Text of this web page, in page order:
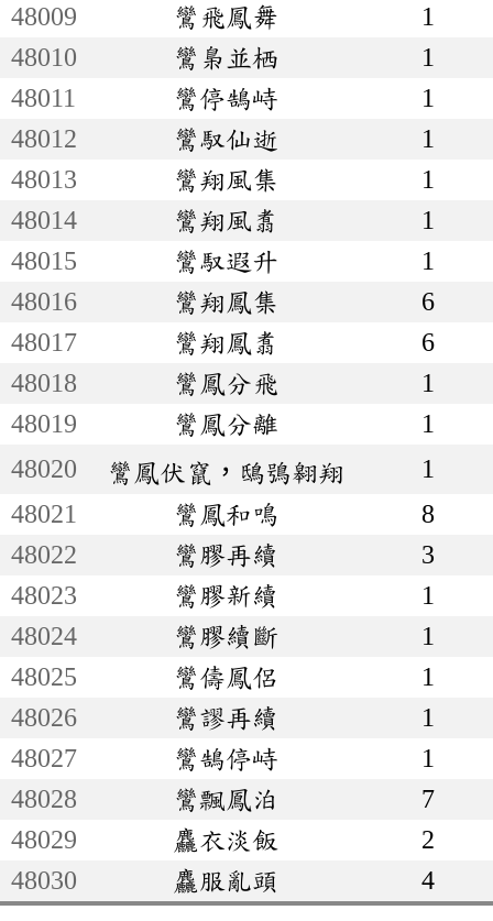
48009
鸞飛鳳舞
1
48010
鸞梟並栖
1
48011
鸞停鵠峙
1
48012
鸞馭仙逝
1
48013
鸞翔風集
1
48014
鸞翔風翥
1
48015
鸞馭遐升
1
48016
鸞翔鳳集
6
48017
鸞翔鳳翥
6
48018
鸞鳳分飛
1
48019
鸞鳳分離
1
48020
鸞鳳伏竄，鴟鴞翱翔
1
48021
鸞鳳和鳴
8
48022
鸞膠再續
3
48023
鸞膠新續
1
48024
鸞膠續斷
1
48025
鸞儔鳳侶
1
48026
鸞謬再續
1
48027
鸞鵠停峙
1
48028
鸞飄鳳泊
7
48029
麤衣淡飯
2
48030
麤服亂頭 4